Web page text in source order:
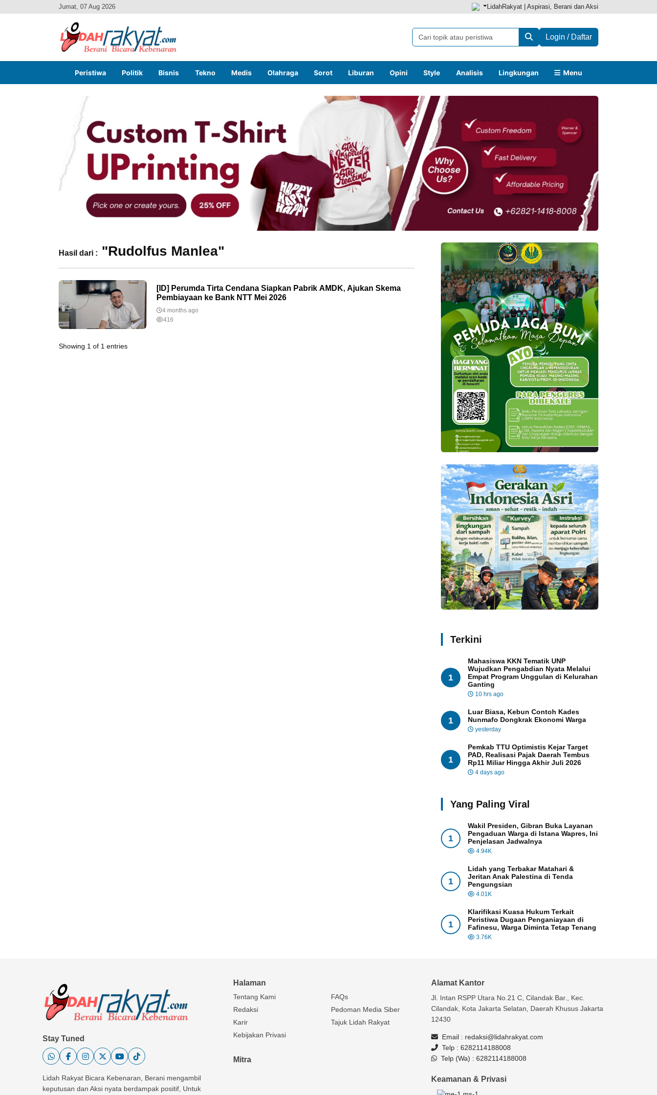
Jumat, 07 Aug 2026 LidahRakyat | Aspirasi, Berani dan Aksi
Login / Daftar
Peristiwa Politik Bisnis Tekno Medis Olahraga Sorot Liburan Opini Style Analisis Lingkungan Menu
Hasil dari : "Rudolfus Manlea"
[ID] Perumda Tirta Cendana Siapkan Pabrik AMDK, Ajukan Skema
Pembiayaan ke Bank NTT Mei 2026
4 months ago
416
Showing 1 of 1 entries
Terkini
1
Mahasiswa KKN Tematik UNP
Wujudkan Pengabdian Nyata Melalui
Empat Program Unggulan di Kelurahan
Ganting
10 hrs ago
1
Luar Biasa, Kebun Contoh Kades
Nunmafo Dongkrak Ekonomi Warga
yesterday
1
Pemkab TTU Optimistis Kejar Target
PAD, Realisasi Pajak Daerah Tembus
Rp11 Miliar Hingga Akhir Juli 2026
4 days ago
Yang Paling Viral
1
Wakil Presiden, Gibran Buka Layanan
Pengaduan Warga di Istana Wapres, Ini
Penjelasan Jadwalnya
4.94K
1
Lidah yang Terbakar Matahari &
Jeritan Anak Palestina di Tenda
Pengungsian
4.01K
1
Klarifikasi Kuasa Hukum Terkait
Peristiwa Dugaan Penganiayaan di
Fafinesu, Warga Diminta Tetap Tenang
3.76K
Stay Tuned
Lidah Rakyat Bicara Kebenaran, Berani mengambil
keputusan dan Aksi nyata berdampak positif, Untuk
Halaman
Tentang Kami
Redaksi
Karir
Kebijakan Privasi
FAQs
Pedoman Media Siber
Tajuk Lidah Rakyat
Mitra
Alamat Kantor
Jl. Intan RSPP Utara No.21 C, Cilandak Bar., Kec.
Cilandak, Kota Jakarta Selatan, Daerah Khusus Jakarta
12430
Email : redaksi@lidahrakyat.com
Telp : 6282114188008
Telp (Wa) : 6282114188008
Keamanan & Privasi